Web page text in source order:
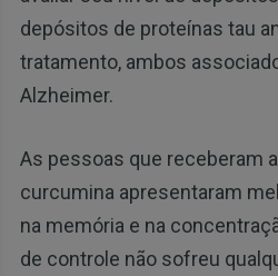
depósitos de proteínas tau
tratamento, ambos
Alzheimer.
As pessoas que receberam
curcumina apresentaram
na memória e na
de controle não sofreu